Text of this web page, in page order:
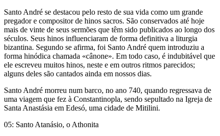
Santo André se destacou pelo resto de sua vida como um grande
pregador e compositor de hinos sacros. São conservados até hoje
mais de vinte de seus sermões que têm sido publicados ao longo dos
séculos. Seus hinos influenciaram de forma definitiva a liturgia
bizantina. Segundo se afirma, foi Santo André quem introduziu a
forma hinódica chamada «cânone». Em todo caso, é indubitável que
ele escreveu muitos hinos, neste e em outros ritmos parecidos;
alguns deles são cantados ainda em nossos dias.
Santo André morreu num barco, no ano 740, quando regressava de
uma viagem que fez à Constantinopla, sendo sepultado na Igreja de
Santa Anastásia em Edesó, uma cidade de Mitilini.
05: Santo Atanásio, o Athonita